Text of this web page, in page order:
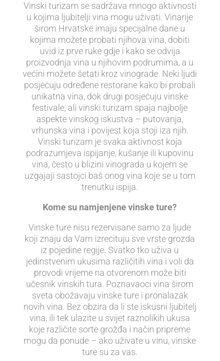
Vinski turizam se sadržava mnogo aktivnosti
u kojima ljubitelji vina mogu uživati. Vinarije
širom Hrvatske imaju specijalne dane u
kojima možete probati njihova vina, dobiti
uvid iz prve ruke gdje i kako se odvija
proizvodnja vina u njihovim podrumima, a u
većini možete šetati kroz vinograde. Neki ljudi
posjećuju određene restorane kako bi probali
unikatna vina, dok drugi posjećuju vinske
festivale, ali vinski turizam spaja najbolje
aspekte vinskog iskustva – putovanja,
vrhunska vina i povijest koja stoji iza njih.
Vinski turizam je svaka aktivnost koja
podrazumjeva ispijanje, kušanje ili kupovinu
vina, često u blizini vinograda u kojem se
uzgajaji sastojci baš onog vina koje se u tom
trenutku ispija.
Kome su namjenjene vinske ture?
Vinske ture nisu rezervisane samo za ljude
koji znaju da Vam izrecituju sve vrste grozda
iz pojedine regije. Svatko tko uživa u
jedinstvenim ukusima različitih vina i voli da
provodi vrijeme na otvorenom može biti
učesnik vinskih tura. Poznavaoci vina širom
sveta obožavaju vinske ture i pronalazak
novih vina. Bez obzira da li ste iskusni ljubitelj
vina, ili tek ulazite u svijet raznolikih ukusa
koje različite sorte grožđa i način pripreme
mogu da ponude – ako uživate u vinu, vinske
ture su za vas.